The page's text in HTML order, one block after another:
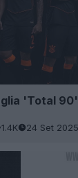
'Total
1.4K 24 Set 2025